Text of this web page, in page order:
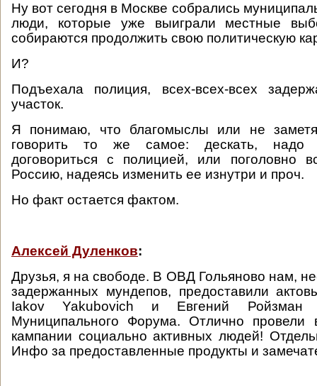
Ну вот сегодня в Москве собрались
люди, которые уже выиграли местные
собираются продолжить свою политическую
И?
Подъехала полиция, всех-всех-всех
участок.
Я понимаю, что благомыслы или не
говорить то же самое: дескать, надо
договориться с полицией, или поголовно
Россию, надеясь изменить ее изнутри и проч.
Но факт остается фактом.
Алексей Дуленков:
Друзья, я на свободе. В ОВД Гольяново нам,
задержанных мундепов, предоставили
Iakov Yakubovich и Евгений Ройзман
Муниципального Форума. Отлично провели
кампании социально активных людей!
Инфо за предоставленные продукты и